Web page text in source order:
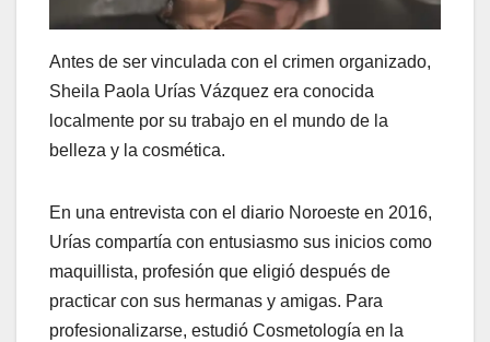
Antes de ser vinculada con el crimen organizado,
Sheila Paola Urías Vázquez era conocida
localmente por su trabajo en el mundo de la
belleza y la cosmética.
En una entrevista con el diario Noroeste en 2016,
Urías compartía con entusiasmo sus inicios como
maquillista, profesión que eligió después de
practicar con sus hermanas y amigas. Para
profesionalizarse, estudió Cosmetología en la